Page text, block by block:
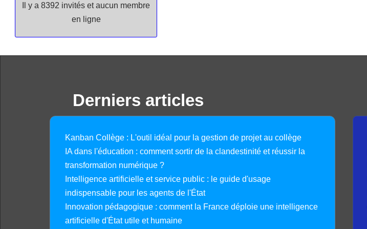
Il y a 8392 invités et aucun membre
en ligne
Derniers articles
Kanban Collège : L'outil idéal pour la gestion de projet au collège
IA dans l'éducation : comment sortir de la clandestinité et réussir la
transformation numérique ?
Intelligence artificielle et service public : le guide d'usage
indispensable pour les agents de l'État
Innovation pédagogique : comment la France déploie une intelligence
artificielle d'État utile et humaine